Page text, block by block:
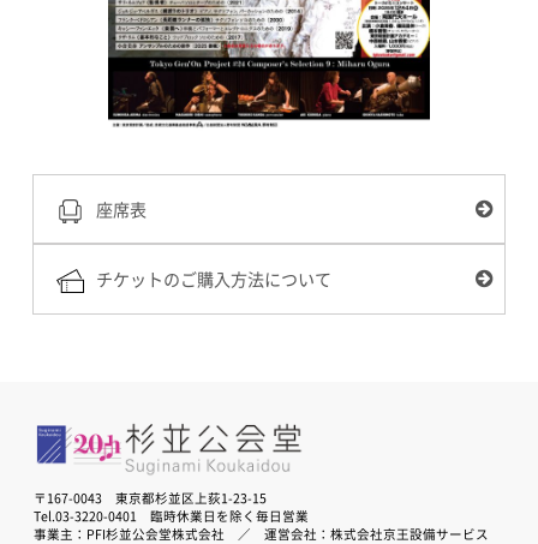
座席表
チケットのご購入方法について
〒167-0043 東京都杉並区上荻1-23-15
Tel.03-3220-0401 臨時休業日を除く毎日営業
事業主：PFI杉並公会堂株式会社 ／ 運営会社：株式会社京王設備サービス